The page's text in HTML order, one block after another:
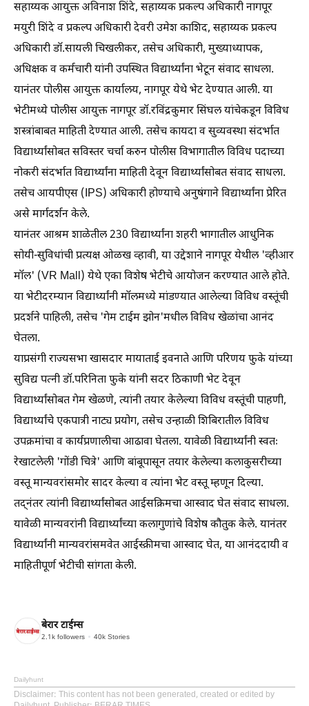
सहाय्यक आयुक्त अविनाश शिंदे, सहाय्यक प्रकल्प अधिकारी नागपूर
मयुरी शिंदे व प्रकल्प अधिकारी देवरी उमेश काशिद, सहाय्यक प्रकल्प
अधिकारी डॉ.सायली चिखलीकर, तसेच अधिकारी, मुख्याध्यापक,
अधिक्षक व कर्मचारी यांनी उपस्थित विद्यार्थ्यांना भेटून संवाद साधला.
यानंतर पोलीस आयुक्त कार्यालय, नागपूर येथे भेट देण्यात आली. या
भेटीमध्ये पोलीस आयुक्त नागपूर डॉ.रविंद्रकुमार सिंघल यांचेकडून विविध
शस्त्रांबाबत माहिती देण्यात आली. तसेच कायदा व सुव्यवस्था संदर्भात
विद्यार्थ्यांसोबत सविस्तर चर्चा करुन पोलीस विभागातील विविध पदाच्या
नोकरी संदर्भात विद्यार्थ्यांना माहिती देवून विद्यार्थ्यांसोबत संवाद साधला.
तसेच आयपीएस (IPS) अधिकारी होण्याचे अनुषंगाने विद्यार्थ्यांना प्रेरित
असे मार्गदर्शन केले.
यानंतर आश्रम शाळेतील 230 विद्यार्थ्यांना शहरी भागातील आधुनिक
सोयी-सुविधांची प्रत्यक्ष ओळख व्हावी, या उद्देशाने नागपूर येथील 'व्हीआर
मॉल' (VR Mall) येथे एका विशेष भेटीचे आयोजन करण्यात आले होते.
या भेटीदरम्यान विद्यार्थ्यांनी मॉलमध्ये मांडण्यात आलेल्या विविध वस्तूंची
प्रदर्शने पाहिली, तसेच 'गेम टाईम झोन'मधील विविध खेळांचा आनंद
घेतला.
याप्रसंगी राज्यसभा खासदार मायाताई इवनाते आणि परिणय फुके यांच्या
सुविद्य पत्नी डॉ.परिनिता फुके यांनी सदर ठिकाणी भेट देवून
विद्यार्थ्यांसोबत गेम खेळणे, त्यांनी तयार केलेल्या विविध वस्तूंची पाहणी,
विद्यार्थ्यांचे एकपात्री नाट्य प्रयोग, तसेच उन्हाळी शिबिरातील विविध
उपक्रमांचा व कार्यप्रणालीचा आढावा घेतला. यावेळी विद्यार्थ्यांनी स्वतः
रेखाटलेली 'गोंडी चित्रे' आणि बांबूपासून तयार केलेल्या कलाकुसरीच्या
वस्तू मान्यवरांसमोर सादर केल्या व त्यांना भेट वस्तू म्हणून दिल्या.
तद्नंतर त्यांनी विद्यार्थ्यांसोबत आईसक्रिमचा आस्वाद घेत संवाद साधला.
यावेळी मान्यवरांनी विद्यार्थ्यांच्या कलागुणांचे विशेष कौतुक केले. यानंतर
विद्यार्थ्यांनी मान्यवरांसमवेत आईस्क्रीमचा आस्वाद घेत, या आनंददायी व
माहितीपूर्ण भेटीची सांगता केली.
बेरार टाईम्स
2.1k followers 40k Stories
Dailyhunt
Disclaimer: This content has not been generated, created or edited by